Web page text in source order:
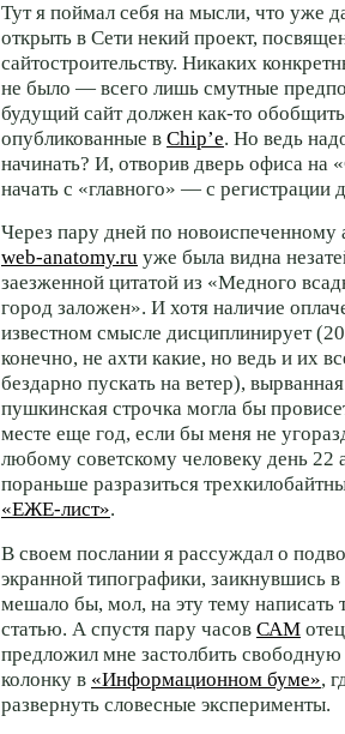
Тут я поймал себя на мысли, что уже
открыть в Сети некий проект,
сайтостроительству. Никаких
не было — всего лишь смутные
будущий сайт должен как-то
опубликованные в Chip’е. Но ведь
начинать? И, отворив дверь офиса на
начать с «главного» — с регистрации
Через пару дней по новоиспеченному
web-anatomy.ru уже была видна
заезженной цитатой из «Медного
город заложен». И хотя наличие
известном смысле дисциплинирует
конечно, не ахти какие, но ведь и их
бездарно пускать на ветер),
пушкинская строчка могла бы
месте еще год, если бы меня не
любому советскому человеку день 22
пораньше разразиться
«ЕЖЕ-лист».
В своем послании я рассуждал о
экранной типографики, заикнувшись
мешало бы, мол, на эту тему
статью. А спустя пару часов САМ
предложил мне застолбить
колонку в «Информационном буме»,
развернуть словесные эксперименты.